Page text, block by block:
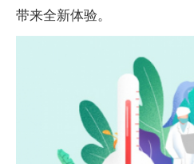
带来全新体验。